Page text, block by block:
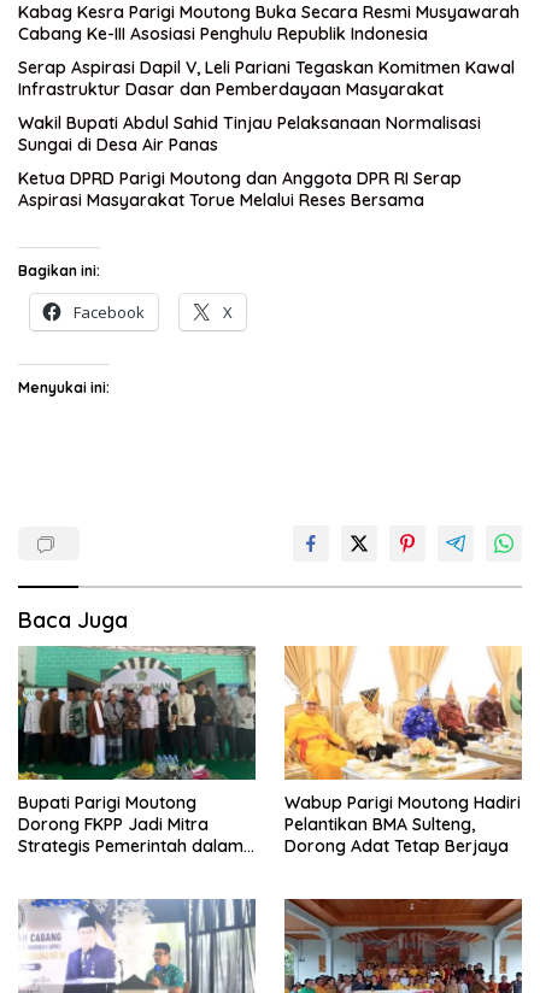
Kabag Kesra Parigi Moutong Buka Secara Resmi Musyawarah
Cabang Ke-III Asosiasi Penghulu Republik Indonesia
Serap Aspirasi Dapil V, Leli Pariani Tegaskan Komitmen Kawal
Infrastruktur Dasar dan Pemberdayaan Masyarakat
Wakil Bupati Abdul Sahid Tinjau Pelaksanaan Normalisasi
Sungai di Desa Air Panas
Ketua DPRD Parigi Moutong dan Anggota DPR RI Serap
Aspirasi Masyarakat Torue Melalui Reses Bersama
Bagikan ini:
Facebook X
Menyukai ini:
Baca Juga
Bupati Parigi Moutong
Dorong FKPP Jadi Mitra
Strategis Pemerintah dalam
Wabup Parigi Moutong Hadiri
Pelantikan BMA Sulteng,
Dorong Adat Tetap Berjaya